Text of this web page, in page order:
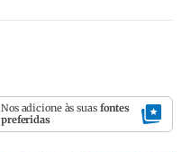
Nos adicione às suas fontes
preferidas